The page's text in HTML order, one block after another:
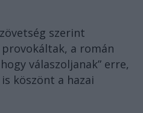
szerint
a román
válaszoljanak” erre,
köszönt a hazai